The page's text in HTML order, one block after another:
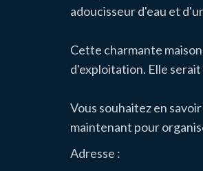
adoucisseur d'eau et
Cette charmante
d'exploitation. Elle
Vous souhaitez en
maintenant pour
Adresse :